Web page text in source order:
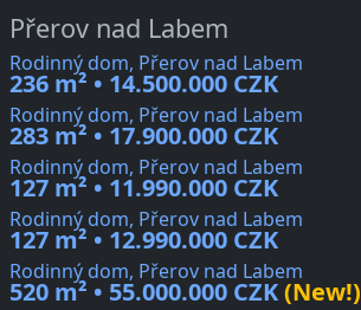
Přerov nad Labem
Rodinný dom, Přerov nad Labem
236 m² • 14.500.000 CZK
Rodinný dom, Přerov nad Labem
283 m² • 17.900.000 CZK
Rodinný dom, Přerov nad Labem
127 m² • 11.990.000 CZK
Rodinný dom, Přerov nad Labem
127 m² • 12.990.000 CZK
Rodinný dom, Přerov nad Labem
520 m² • 55.000.000 CZK(New!)